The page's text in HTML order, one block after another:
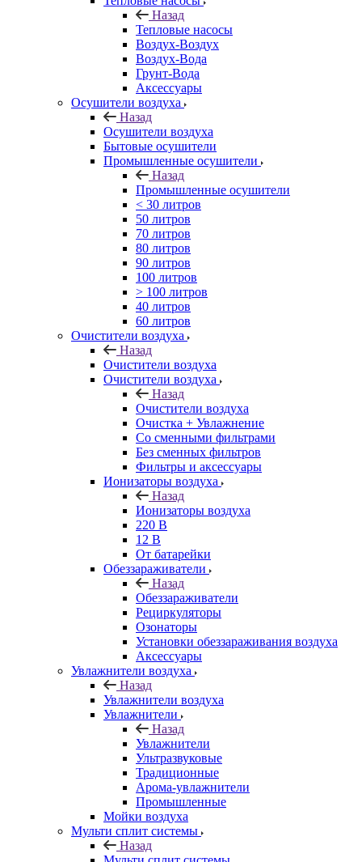
Назад
Тепловые насосы
Воздух-Воздух
Воздух-Вода
Грунт-Вода
Аксессуары
Осушители воздуха
Назад
Осушители воздуха
Бытовые осушители
Промышленные осушители
Назад
Промышленные осушители
< 30 литров
50 литров
70 литров
80 литров
90 литров
100 литров
> 100 литров
40 литров
60 литров
Очистители воздуха
Назад
Очистители воздуха
Очистители воздуха
Назад
Очистители воздуха
Очистка + Увлажнение
Cо сменными фильтрами
Без сменных фильтров
Фильтры и аксессуары
Ионизаторы воздуха
Назад
Ионизаторы воздуха
220 В
12 В
От батарейки
Обеззараживатели
Назад
Обеззараживатели
Рециркуляторы
Озонаторы
Установки обеззараживания воздуха
Аксессуары
Увлажнители воздуха
Назад
Увлажнители воздуха
Увлажнители
Назад
Увлажнители
Ультразвуковые
Традиционные
Арома-увлажнители
Промышленные
Мойки воздуха
Мульти сплит системы
Назад